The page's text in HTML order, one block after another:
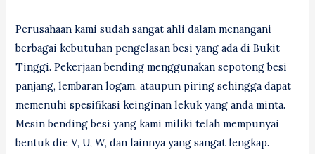
Perusahaan kami sudah sangat ahli dalam menangani
berbagai kebutuhan pengelasan besi yang ada di Bukit
Tinggi. Pekerjaan bending menggunakan sepotong besi
panjang, lembaran logam, ataupun piring sehingga dapat
memenuhi spesifikasi keinginan lekuk yang anda minta.
Mesin bending besi yang kami miliki telah mempunyai
bentuk die V, U, W, dan lainnya yang sangat lengkap.